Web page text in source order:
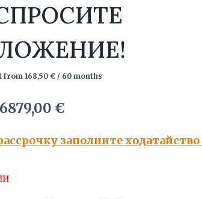
from 168,50 €/ 60 months
Первоначальная
€.
6879,00 €Текущая
6879,00 €.
заполните ходатайство